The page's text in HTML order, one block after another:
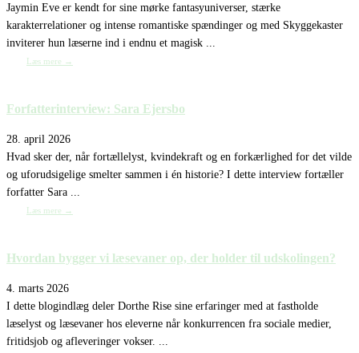
Jaymin Eve er kendt for sine mørke fantasyuniverser, stærke
karakterrelationer og intense romantiske spændinger og med Skyggekaster
inviterer hun læserne ind i endnu et magisk ...
Læs mere →
Forfatterinterview: Sara Ejersbo
28. april 2026
Hvad sker der, når fortællelyst, kvindekraft og en forkærlighed for det vilde
og uforudsigelige smelter sammen i én historie? I dette interview fortæller
forfatter Sara ...
Læs mere →
Hvordan bygger vi læsevaner op, der holder til udskolingen?
4. marts 2026
I dette blogindlæg deler Dorthe Rise sine erfaringer med at fastholde
læselyst og læsevaner hos eleverne når konkurrencen fra sociale medier,
fritidsjob og afleveringer vokser. ...